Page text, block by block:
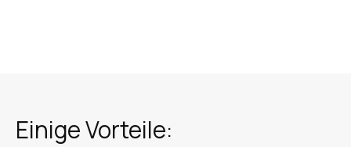
Einige Vorteile: